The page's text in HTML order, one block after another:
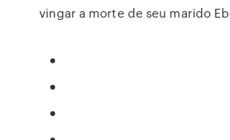
vingar a morte de seu marido